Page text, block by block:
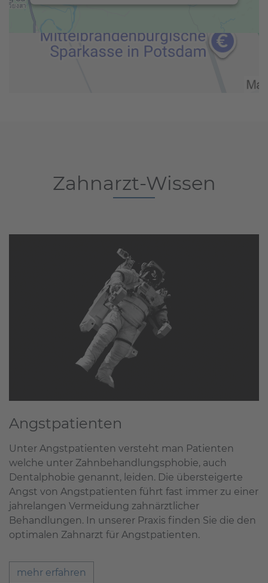
Zahnarzt-Wissen
Angstpatienten
Unter Angstpatienten versteht man Patienten
welche unter Zahnbehandlungsphobie, auch
Dentalphobie genannt, leiden. Die übersteigerte
Angst von Angstpatienten führt fast immer zu einer
jahrelangen Vermeidung zahnärztlicher
Behandlungen. In unserer Praxis finden Sie die den
optimalen Zahnarzt für Angstpatienten.
mehr erfahren